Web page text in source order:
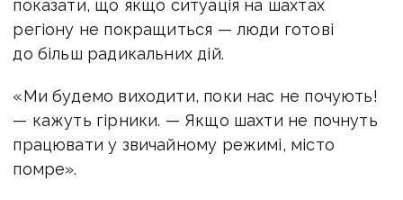
показати, що якщо ситуація на шахтах
регіону не покращиться — люди готові
до більш радикальних дій.
«Ми будемо виходити, поки нас не почують!
— кажуть гірники. — Якщо шахти не почнуть
працювати у звичайному режимі, місто
помре».